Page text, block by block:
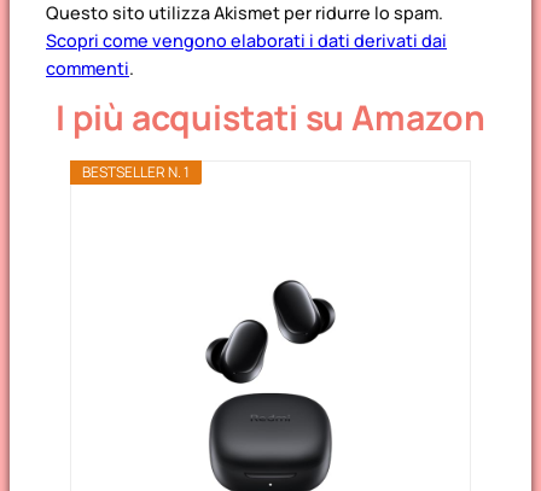
Questo sito utilizza Akismet per ridurre lo spam.
Scopri come vengono elaborati i dati derivati dai
commenti.
I più acquistati su Amazon
BESTSELLER N. 1